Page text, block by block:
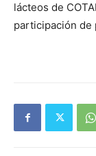
lácteos de
participación de